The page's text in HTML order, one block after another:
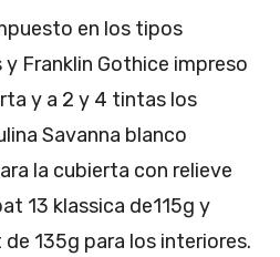
en los tipos
y Franklin Gothice impreso
y a 2 y 4 tintas los
Savanna blanco
la cubierta con relieve
13 klassica de115g y
135g para los interiores.